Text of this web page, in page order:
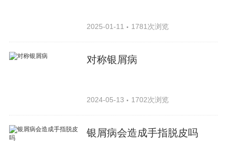
2025-01-11 1781次浏览
对称银屑病
2024-05-13 1702次浏览
银屑病会造成手指脱皮吗